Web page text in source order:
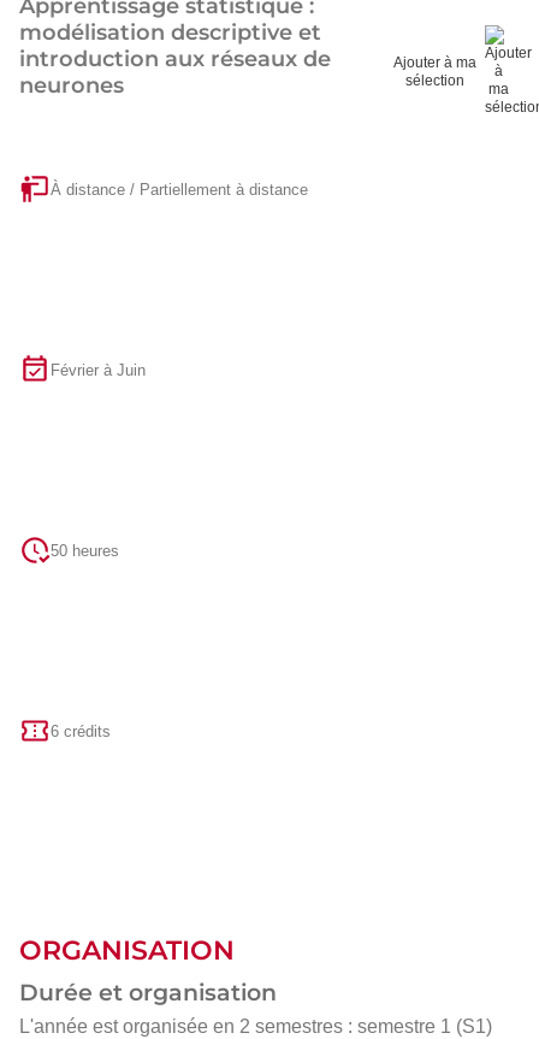
Apprentissage statistique :
modélisation descriptive et
introduction aux réseaux de
neurones
Ajouter à ma
sélection
À distance / Partiellement à distance
Février à Juin
50 heures
6 crédits
ORGANISATION
Durée et organisation
L'année est organisée en 2 semestres : semestre 1 (S1)